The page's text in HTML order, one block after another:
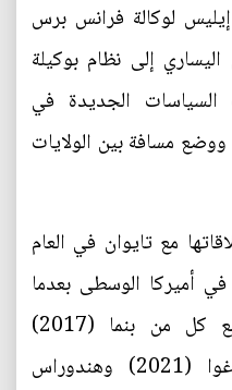
لوكالة فرانس برس
إلى نظام بوكيلة
السياسات الجديدة في
مسافة بين الولايات
مع تايوان في العام
في أميركا الوسطى بعدما
أقامت علاقات دبلوماسية مع كل من بنما (2017)
والسلفادور (2018) ونيكاراغوا (2021) وهندوراس